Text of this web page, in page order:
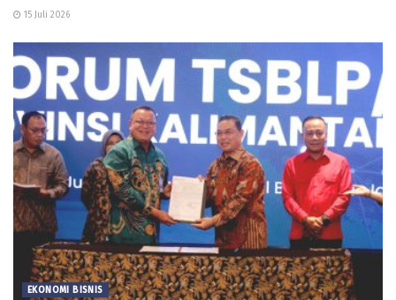
15 Juli 2026
EKONOMI BISNIS